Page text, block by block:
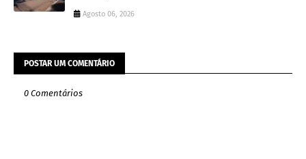
Agosto 06, 2026
POSTAR UM COMENTÁRIO
0 Comentários